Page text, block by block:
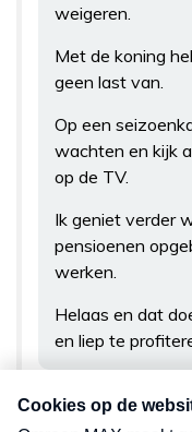
weigeren.
Met de koning
geen last van.
Op een
wachten en kijk
op de TV.
Ik geniet verder
pensioenen
werken.
Helaas en dat
en liep te